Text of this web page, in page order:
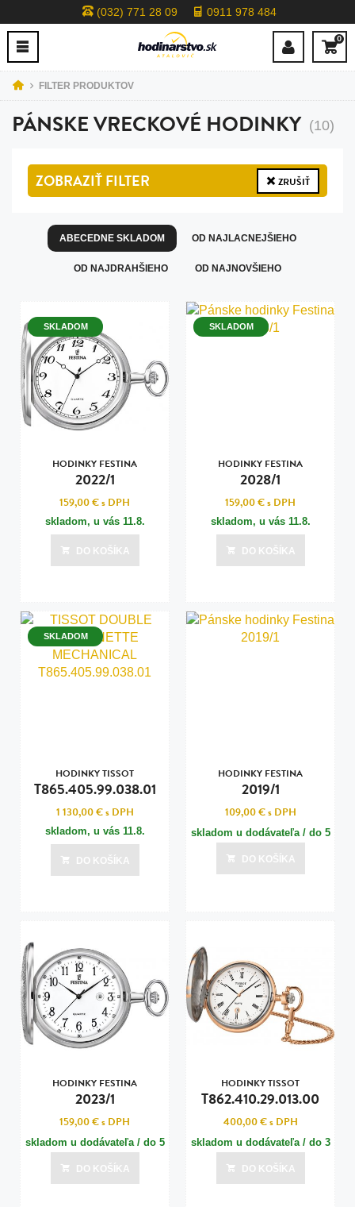
(032) 771 28 09 0911 978 484
0
FILTER PRODUKTOV
PÁNSKE VRECKOVÉ HODINKY (10)
ZOBRAZIŤFILTER ZRUŠIŤ
ABECEDNE SKLADOM OD NAJLACNEJŠIEHO
OD NAJDRAHŠIEHO OD NAJNOVŠIEHO
SKLADOM
HODINKY FESTINA
2022/1
159,00 €s DPH
skladom, u vás 11.8.
DO KOŠÍKA
SKLADOM
HODINKY FESTINA
2028/1
159,00 €s DPH
skladom, u vás 11.8.
DO KOŠÍKA
SKLADOM
HODINKY TISSOT
T865.405.99.038.01
1 130,00 €s DPH
skladom, u vás 11.8.
DO KOŠÍKA
HODINKY FESTINA
2019/1
109,00 €s DPH
skladom u dodávateľa / do 5
dní
Posledná aktualizácia dnes o 16:00
DO KOŠÍKA
HODINKY FESTINA
2023/1
159,00 €s DPH
skladom u dodávateľa / do 5
dní
Posledná aktualizácia dnes o 16:00
DO KOŠÍKA
HODINKY TISSOT
T862.410.29.013.00
400,00 €s DPH
skladom u dodávateľa / do 3
dní
Posledná aktualizácia dnes o 16:00
DO KOŠÍKA